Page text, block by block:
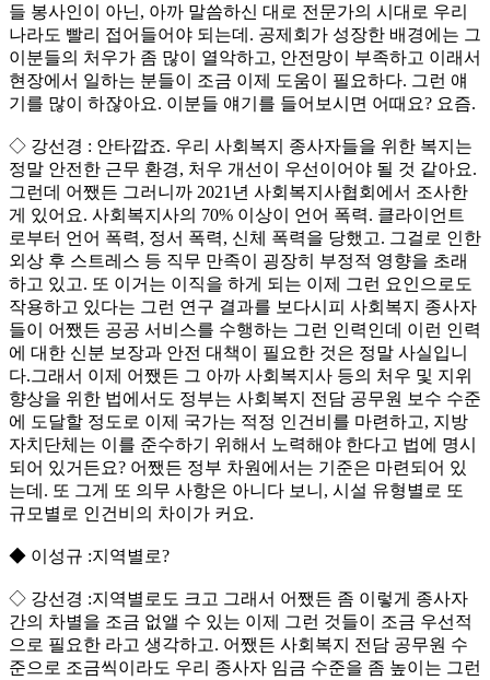
들 봉사인이 아닌, 아까 말씀하신 대로 전문가의 시대로 우리
나라도 빨리 접어들어야 되는데. 공제회가 성장한 배경에는 그
이분들의 처우가 좀 많이 열악하고, 안전망이 부족하고 이래서
현장에서 일하는 분들이 조금 이제 도움이 필요하다. 그런 얘
기를 많이 하잖아요. 이분들 얘기를 들어보시면 어때요? 요즘.
◇ 강선경 : 안타깝죠. 우리 사회복지 종사자들을 위한 복지는
정말 안전한 근무 환경, 처우 개선이 우선이어야 될 것 같아요.
그런데 어쨌든 그러니까 2021년 사회복지사협회에서 조사한
게 있어요. 사회복지사의 70% 이상이 언어 폭력. 클라이언트
로부터 언어 폭력, 정서 폭력, 신체 폭력을 당했고. 그걸로 인한
외상 후 스트레스 등 직무 만족이 굉장히 부정적 영향을 초래
하고 있고. 또 이거는 이직을 하게 되는 이제 그런 요인으로도
작용하고 있다는 그런 연구 결과를 보다시피 사회복지 종사자
들이 어쨌든 공공 서비스를 수행하는 그런 인력인데 이런 인력
에 대한 신분 보장과 안전 대책이 필요한 것은 정말 사실입니
다.그래서 이제 어쨌든 그 아까 사회복지사 등의 처우 및 지위
향상을 위한 법에서도 정부는 사회복지 전담 공무원 보수 수준
에 도달할 정도로 이제 국가는 적정 인건비를 마련하고, 지방
자치단체는 이를 준수하기 위해서 노력해야 한다고 법에 명시
되어 있거든요? 어쨌든 정부 차원에서는 기준은 마련되어 있
는데. 또 그게 또 의무 사항은 아니다 보니, 시설 유형별로 또
규모별로 인건비의 차이가 커요.
◆ 이성규 :지역별로?
◇ 강선경 :지역별로도 크고 그래서 어쨌든 좀 이렇게 종사자
간의 차별을 조금 없앨 수 있는 이제 그런 것들이 조금 우선적
으로 필요한 라고 생각하고. 어쨌든 사회복지 전담 공무원 수
준으로 조금씩이라도 우리 종사자 임금 수준을 좀 높이는 그런